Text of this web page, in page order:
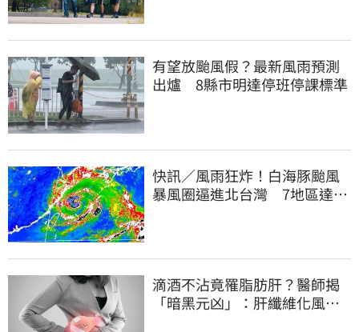
有望放颱風假？最新風雨預測
出爐 8縣市明達停班停課標準
快訊／風雨狂炸！白海豚颱風
暴風圈逼進北台灣 7地區達停
滴酒不沾竟罹脂肪肝？醫師揭
「暗黑元凶」：肝纖維化風險